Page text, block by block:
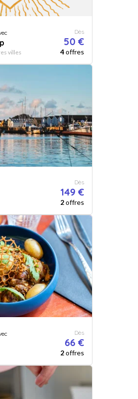
Dès
50 €
villes 4offres
Dès
149 €
2offres
Dès
66 €
2offres